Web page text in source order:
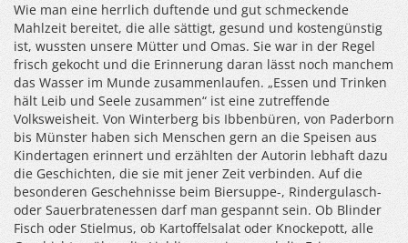
Wie man eine herrlich duftende und gut schmeckende
Mahlzeit bereitet, die alle sättigt, gesund und kostengünstig
ist, wussten unsere Mütter und Omas. Sie war in der Regel
frisch gekocht und die Erinnerung daran lässt noch manchem
das Wasser im Munde zusammenlaufen. „Essen und Trinken
hält Leib und Seele zusammen“ ist eine zutreffende
Volksweisheit. Von Winterberg bis Ibbenbüren, von Paderborn
bis Münster haben sich Menschen gern an die Speisen aus
Kindertagen erinnert und erzählten der Autorin lebhaft dazu
die Geschichten, die sie mit jener Zeit verbinden. Auf die
besonderen Geschehnisse beim Biersuppe-, Rindergulasch-
oder Sauerbratenessen darf man gespannt sein. Ob Blinder
Fisch oder Stielmus, ob Kartoffelsalat oder Knockepott, alle